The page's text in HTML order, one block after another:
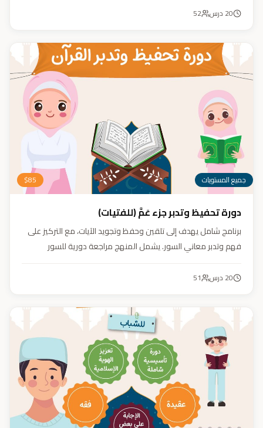
والمحادثات. يهدف البرنامج إلى تعزيز قدرات الطلاب في التمييز بين
20 درس 52
جميع المستويات $85
دورة تحفيظ وتدبر جزء عَمَّ (للفتيات)
برنامج شامل يهدف إلى تلقين وحفظ وتجويد الآيات، مع التركيز على
فهم وتدبر معاني السور. يشمل المنهج مراجعة دورية للسور
تدعم مهارات القراءة والفهم.
20 درس 51